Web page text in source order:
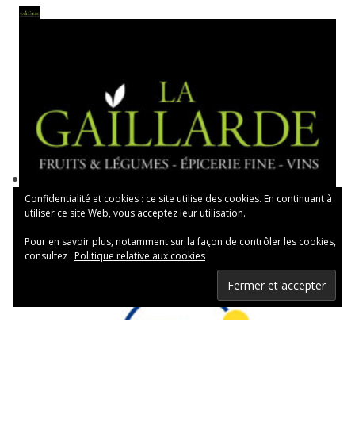
Confidentialité et cookies : ce site utilise des cookies. En continuant à
utiliser ce site Web, vous acceptez leur utilisation.
Pour en savoir plus, notamment sur la façon de contrôler les cookies,
consultez : Politique relative aux cookies